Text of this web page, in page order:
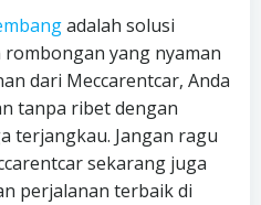
adalah solusi
yang nyaman
dari Meccarentcar, Anda
tanpa ribet dengan
terjangkau. Jangan ragu
sekarang juga
perjalanan terbaik di